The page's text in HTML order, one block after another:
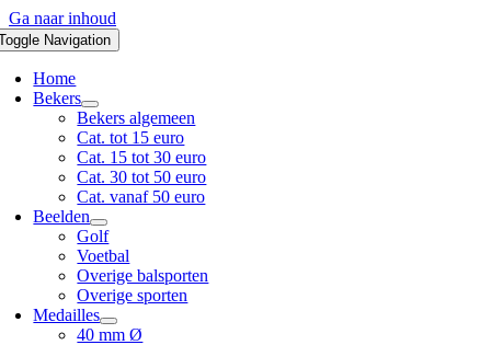
Ga naar inhoud
Navigation
Home
Bekers
Bekers algemeen
Cat. tot 15 euro
Cat. 15 tot 30 euro
Cat. 30 tot 50 euro
Cat. vanaf 50 euro
Beelden
Golf
Voetbal
Overige balsporten
Overige sporten
Medailles
40 mm Ø